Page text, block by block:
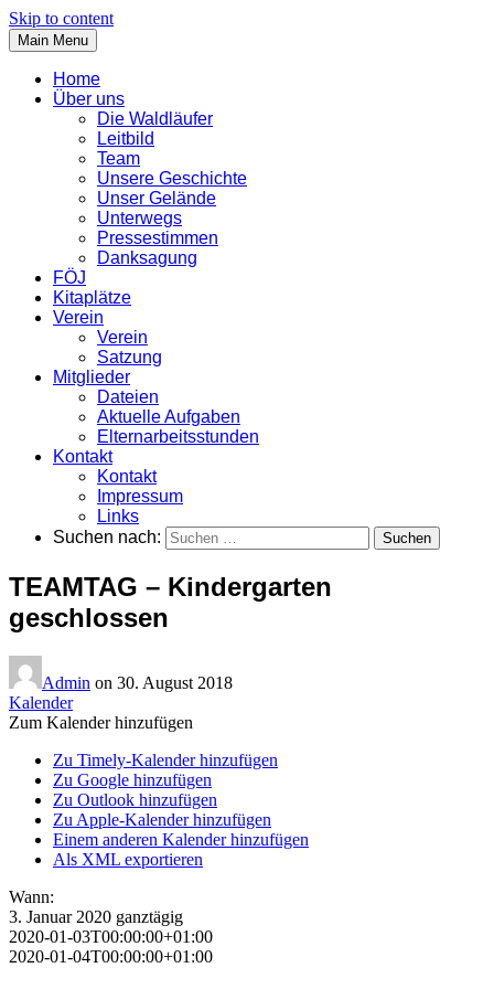
Skip to content
Main Menu
Home
Über uns
Die Waldläufer
Leitbild
Team
Unsere Geschichte
Unser Gelände
Unterwegs
Pressestimmen
Danksagung
FÖJ
Kitaplätze
Verein
Verein
Satzung
Mitglieder
Dateien
Aktuelle Aufgaben
Elternarbeitsstunden
Kontakt
Kontakt
Impressum
Links
Suchen nach:
TEAMTAG – Kindergarten
geschlossen
Admin on 30. August 2018
Kalender
Zum Kalender hinzufügen
Zu Timely-Kalender hinzufügen
Zu Google hinzufügen
Zu Outlook hinzufügen
Zu Apple-Kalender hinzufügen
Einem anderen Kalender hinzufügen
Als XML exportieren
Wann:
3. Januar 2020 ganztägig
2020-01-03T00:00:00+01:00
2020-01-04T00:00:00+01:00